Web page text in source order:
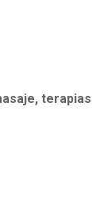
terapias